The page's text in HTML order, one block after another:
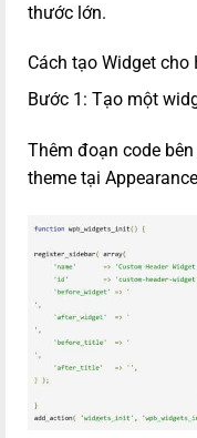
thước lớn.
Cách tạo Widget cho
Bước 1: Tạo một
Thêm đoạn code
theme tại